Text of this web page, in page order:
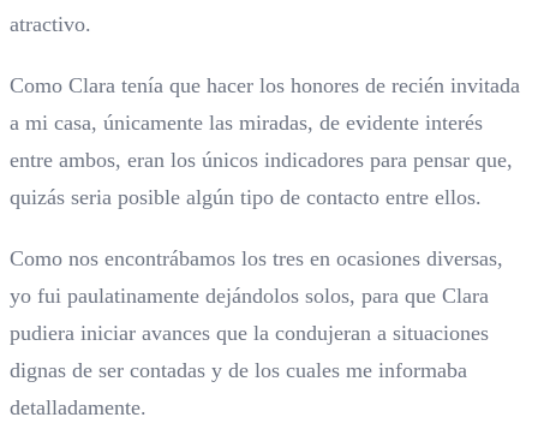
atractivo.
Como Clara tenía que hacer los honores de recién invitada
a mi casa, únicamente las miradas, de evidente interés
entre ambos, eran los únicos indicadores para pensar que,
quizás seria posible algún tipo de contacto entre ellos.
Como nos encontrábamos los tres en ocasiones diversas,
yo fui paulatinamente dejándolos solos, para que Clara
pudiera iniciar avances que la condujeran a situaciones
dignas de ser contadas y de los cuales me informaba
detalladamente.